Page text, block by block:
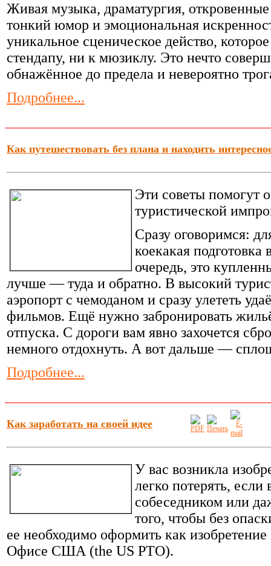
Живая музыка, драматургия,
тонкий юмор и эмоциональная
уникальное сценическое действо,
стендапу, ни к мюзиклу. Это нечто
обнажённое до предела и невероятно
Подробнее...
Как путешествовать без плана и находить
Эти советы помогут
туристической
Сразу оговоримся:
коекакая
очередь, это
лучше — туда и обратно. В высокий
аэропорт с чемоданом и сразу улететь
фильмов. Ещё нужно забронировать
отпуска. С дороги вам явно захочется
немного отдохнуть. А вот дальше —
Подробнее...
Как заработать на своей идее
У вас возникла
легко потерять,
собеседником или
того, чтобы без
ее необходимо оформить как
Офисе США (the US PTO).